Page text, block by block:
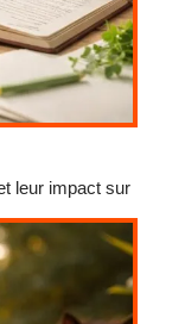
leur impact sur